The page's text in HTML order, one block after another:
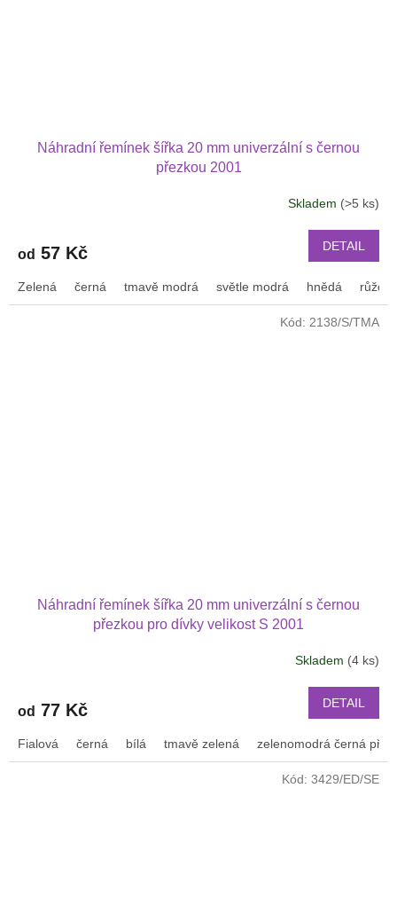
Náhradní řemínek šířka 20 mm univerzální s černou
přezkou 2001
Skladem (>5 ks)
od 57 Kč DETAIL
Zelená černá tmavě modrá světle modrá hnědá růžová
Náhradní řemínek šířka 20 mm univerzální s černou
přezkou pro dívky velikost S 2001
Skladem (4 ks)
od 77 Kč DETAIL
Fialová černá bílá tmavě zelená zelenomodrá černá
Kód: 2138/S/TMA
Kód: 3429/ED/SE